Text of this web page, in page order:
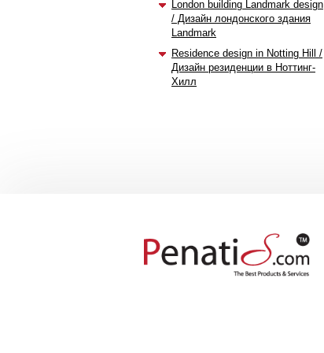
London building Landmark design
/ Дизайн лондонского здания
Landmark
Residence design in Notting Hill /
Дизайн резиденции в Ноттинг-
Хилл